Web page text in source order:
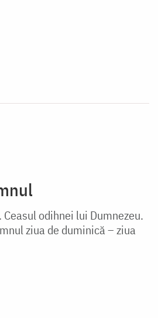
odihnei lui Dumnezeu.
ziua de duminică – ziua